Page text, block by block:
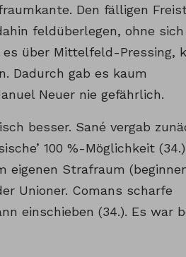
Den fälligen
feldüberlegen, ohne
über Mittelfeld-Pressing,
Dadurch gab es kaum
Neuer nie gefährlich.
besser. Sané vergab
100 %-Möglichkeit
eigenen Strafraum
Unioner. Comans scharfe
einschieben (34.). Es war